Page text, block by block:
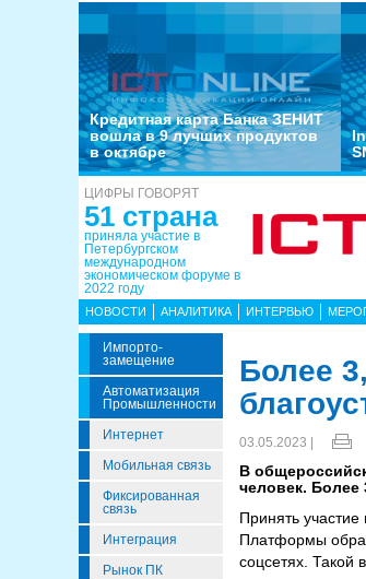
Кредитная карта Банка ЗЕНИТ
вошла в 9 лучших продуктов
в октябре
ЦИФРЫ ГОВОРЯТ
51 страна
приняла участие в
Петербургском
международном
экономическом форуме в
2022 году
НОВОСТИ АНАЛИТИКА ИНТЕРВЬЮ
Импорто­
Замещение
Автоматизация
Промышленности
Интернет
Мобильная связь
Фиксированная
связь
Интеграция
Рынок ПК
Более
03.05.2023 |
В
человек. Более
Принять
Платформы
соцсетях. Такой